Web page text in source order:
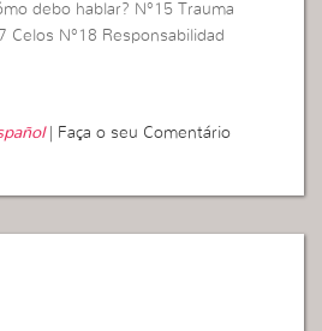
debo hablar? N°15 Trauma
Celos N°18 Responsabilidad
| Faça o seu Comentário